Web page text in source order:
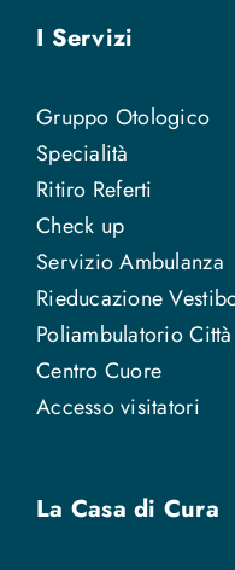
I Servizi
Gruppo Otologico
Specialità
Ritiro Referti
Check up
Servizio Ambulanza
Rieducazione
Poliambulatorio
Centro Cuore
Accesso visitatori
La Casa di Cura